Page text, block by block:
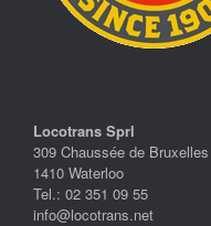
Locotrans Sprl
309 Chaussée de Bruxelles
1410 Waterloo
Tel.: 02 351 09 55
info@locotrans.net